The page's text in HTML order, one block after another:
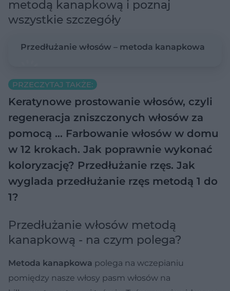
metodą kanapkową i poznaj
wszystkie szczegóły
Przedłużanie włosów – metoda kanapkowa
PRZECZYTAJ TAKŻE:
Keratynowe prostowanie włosów, czyli
regeneracja zniszczonych włosów za
pomocą … Farbowanie włosów w domu
w 12 krokach. Jak poprawnie wykonać
koloryzację? Przedłużanie rzęs. Jak
wyglada przedłużanie rzęs metodą 1 do
1?
Przedłużanie włosów metodą
kanapkową - na czym polega?
Metoda kanapkowa polega na wczepianiu
pomiędzy nasze włosy pasm włosów na